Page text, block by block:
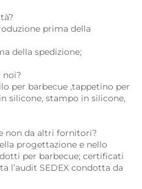
prima della
della spedizione;
noi?
per barbecue ,tappetino per
silicone, stampo in silicone,
non da altri fornitori?
progettazione e nello
per barbecue; certificati
l’audit SEDEX condotta da